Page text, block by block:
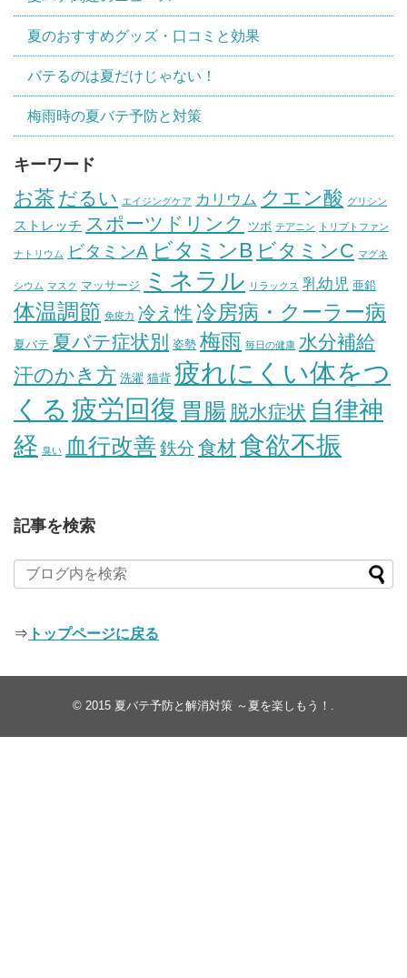
夏のおすすめグッズ・口コミと効果
バテるのは夏だけじゃない！
梅雨時の夏バテ予防と対策
キーワード
お茶 だるい エイジングケア カリウム クエン酸 グリシン
ストレッチ スポーツドリンク ツボ テアニン トリプトファン
ナトリウム ビタミンA ビタミンB ビタミンC マグネ
シウム マスク マッサージ ミネラル リラックス 乳幼児 亜鉛
体温調節 免疫力 冷え性 冷房病・クーラー病
夏バテ 夏バテ症状別 姿勢 梅雨 毎日の健康 水分補給
汗のかき方 洗濯 猫背 疲れにくい体をつ
くる 疲労回復 胃腸 脱水症状 自律神
経 臭い 血行改善 鉄分 食材食欲不振
記事を検索
⇒ トップページに戻る
© 2015 夏バテ予防と解消対策 ～夏を楽しもう！